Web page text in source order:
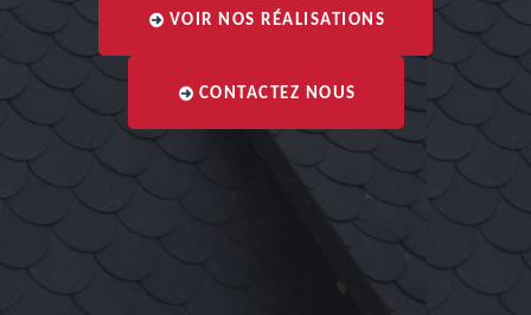
VOIR NOS RÉALISATIONS
CONTACTEZ NOUS